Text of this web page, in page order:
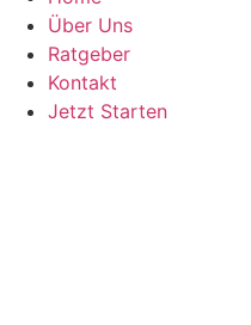
Über Uns
Ratgeber
Kontakt
Jetzt Starten